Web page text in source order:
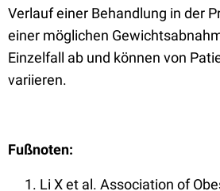
Verlauf einer Behandlung in der
einer möglichen
Einzelfall ab und können von
variieren.
Fußnoten:
Li X et al. Association of